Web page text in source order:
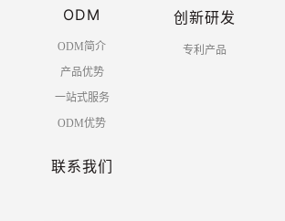
ODM
ODM简介
产品优势
一站式服务
ODM优势
创新研发
专利产品
联系我们